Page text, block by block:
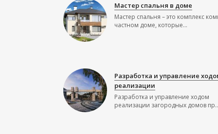
Мастер спальня в доме
Мастер спальня – это комплекс
частном доме, которые...
Разработка и управление
реализации
Разработка и управление ходом
реализации загородных домов